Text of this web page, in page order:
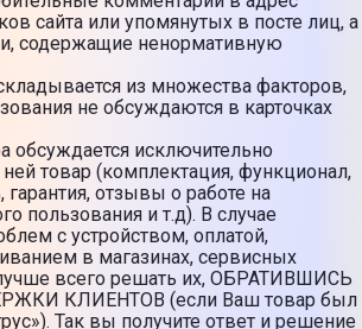
сайта или упомянутых в посте лиц, а
содержащие ненормативную
из множества факторов,
не обсуждаются в карточках
обсуждается исключительно
товар (комплектация, функционал,
отзывы о работе на
пользования и т.д). В случае
с устройством, оплатой,
в магазинах, сервисных
всего решать их, ОБРАТИВШИСЬ
КЛИЕНТОВ (если Ваш товар был
Так вы получите ответ и решение